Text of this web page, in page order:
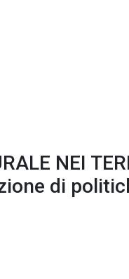
NEI
di